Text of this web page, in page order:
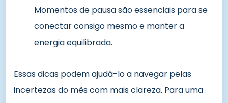
Momentos de pausa são essenciais para se
conectar consigo mesmo e manter a
energia equilibrada.
Essas dicas podem ajudá-lo a navegar pelas
incertezas do mês com mais clareza. Para uma